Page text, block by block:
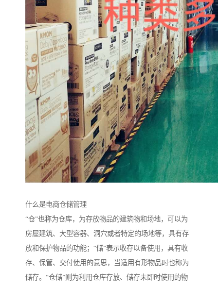
什么是电商仓储管理
“仓”也称为仓库，为存放物品的建筑物和场地，可以为
房屋建筑、大型容器、洞穴或者特定的场地等，具有存
放和保护物品的功能；“储”表示收存以备使用，具有收
存、保管、交付使用的意思，当适用有形物品时也称为
储存。“仓储”则为利用仓库存放、储存未即时使用的物